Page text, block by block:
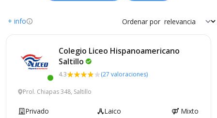
+ info Ordenar por
Colegio Liceo Hispanoamericano
Saltillo
4.3 (27 valoraciones)
Prol. Chiapas 348, Saltillo
Privado Laico
Mixto